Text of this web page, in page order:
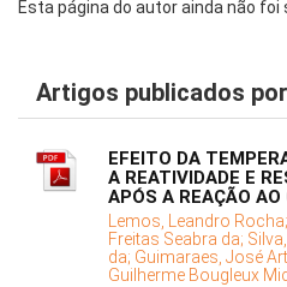
Esta página do autor ainda não
Artigos publicados
EFEITO DA
A REATIVIDADE E
APÓS A REAÇÃO AO
Lemos, Leandro Rocha;
Freitas Seabra da;
da; Guimaraes, José
Guilherme Bougleux